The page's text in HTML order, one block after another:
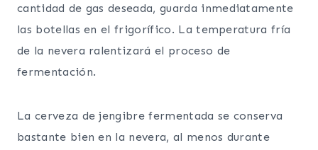
cantidad de gas deseada, guarda inmediatamente
las botellas en el frigorífico. La temperatura fría
de la nevera ralentizará el proceso de
fermentación.
La cerveza de jengibre fermentada se conserva
bastante bien en la nevera, al menos durante